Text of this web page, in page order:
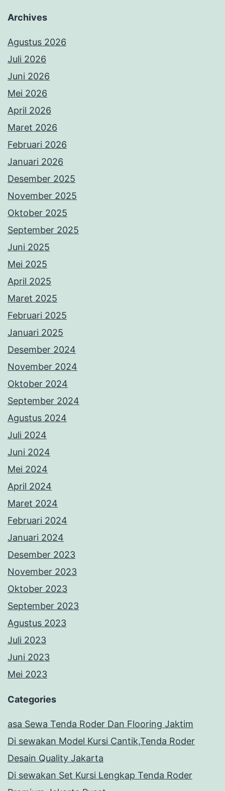
Archives
Agustus 2026
Juli 2026
Juni 2026
Mei 2026
April 2026
Maret 2026
Februari 2026
Januari 2026
Desember 2025
November 2025
Oktober 2025
September 2025
Juni 2025
Mei 2025
April 2025
Maret 2025
Februari 2025
Januari 2025
Desember 2024
November 2024
Oktober 2024
September 2024
Agustus 2024
Juli 2024
Juni 2024
Mei 2024
April 2024
Maret 2024
Februari 2024
Januari 2024
Desember 2023
November 2023
Oktober 2023
September 2023
Agustus 2023
Juli 2023
Juni 2023
Mei 2023
Categories
asa Sewa Tenda Roder Dan Flooring Jaktim
Di sewakan Model Kursi Cantik,Tenda Roder
Desain Quality Jakarta
Di sewakan Set Kursi Lengkap Tenda Roder